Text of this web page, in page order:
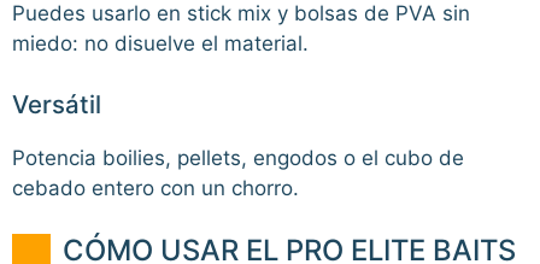
Puedes usarlo en stick mix y bolsas de PVA sin
miedo: no disuelve el material.
Versátil
Potencia boilies, pellets, engodos o el cubo de
cebado entero con un chorro.
CÓMO USAR EL PRO ELITE BAITS